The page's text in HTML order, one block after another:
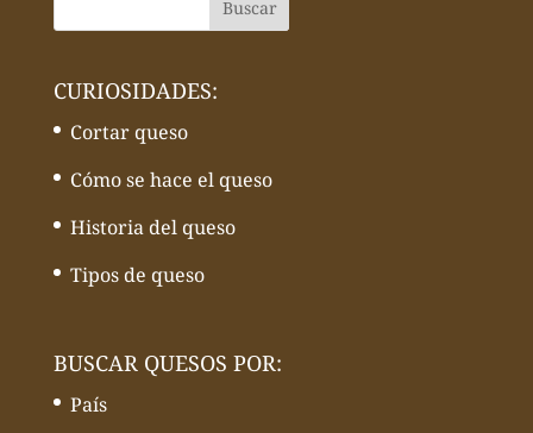
CURIOSIDADES:
Cortar queso
Cómo se hace el queso
Historia del queso
Tipos de queso
BUSCAR QUESOS POR:
País